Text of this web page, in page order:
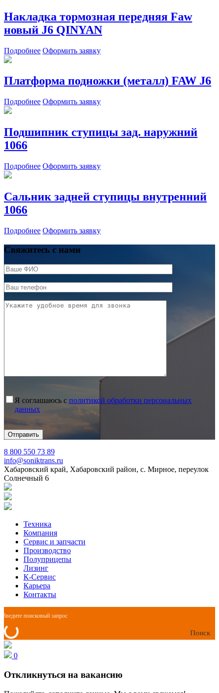
Накладка тормозная передняя Faw
новый J6 QINYAN
Подробнее Оформить заявку
Платформа подножки (металл) FAW J6
Подробнее Оформить заявку
Подшипник ступицы зад. наружний
1066
Подробнее Оформить заявку
Сальник задней ступицы внутренний
1066
Подробнее Оформить заявку
Свяжитесь с нами
Я соглашаюсь с политикой обработки персональных
данных
8 800 550 73 89
info@soniktrans.ru
Хабаровский край, Хабаровский район, с. Мирное, переулок
Солнечный 6
Техника
Компания
Сервис и запчасти
Производство
Полуприцепы
Лизинг
К-Сервис
Карьера
Контакты
Поиск
0
Откликнуться на вакансию